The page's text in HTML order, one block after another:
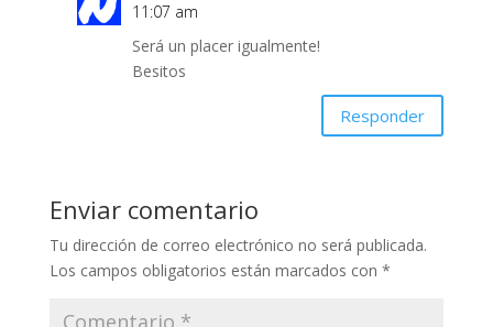
11:07 am
Será un placer igualmente!
Besitos
Responder
Enviar comentario
Tu dirección de correo electrónico no será publicada.
Los campos obligatorios están marcados con *